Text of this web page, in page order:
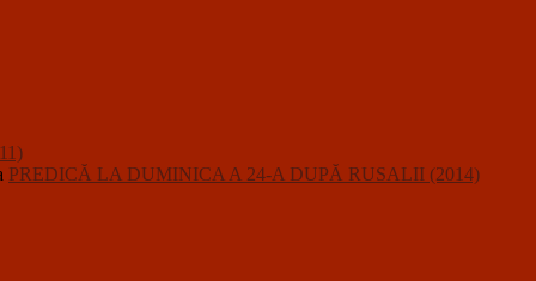
PREDICĂ LA DUMINICA A 24-A DUPĂ RUSALII (2014)